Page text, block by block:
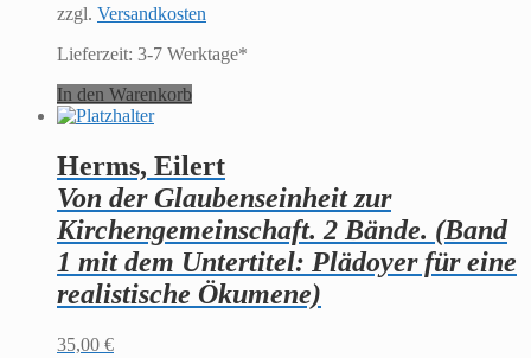
zzgl. Versandkosten
Lieferzeit: 3-7 Werktage*
In den Warenkorb
Herms, Eilert
Von der Glaubenseinheit zur
Kirchengemeinschaft. 2 Bände. (Band
1 mit dem Untertitel: Plädoyer für eine
realistische Ökumene)
35,00 €